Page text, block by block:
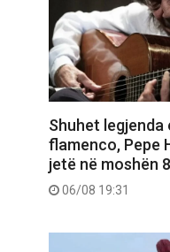
Shuhet legjenda
flamenco, Pepe
jetë në moshën
06/08 19:31